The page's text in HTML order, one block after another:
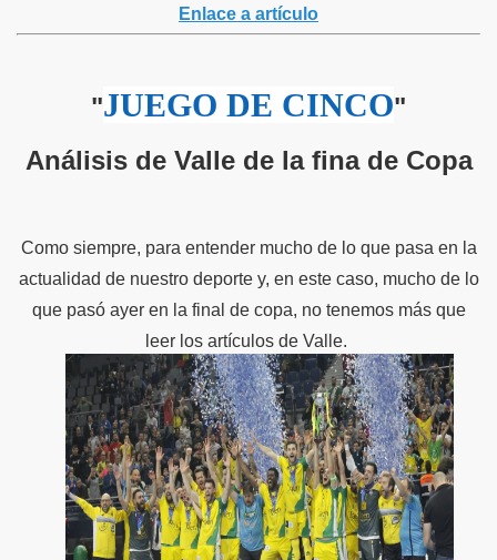
Enlace a artículo
"JUEGO DE CINCO"
Análisis de Valle de la fina de Copa
Como siempre, para entender mucho de lo que pasa en la
actualidad de nuestro deporte y, en este caso, mucho de lo
que pasó ayer en la final de copa, no tenemos más que
leer los artículos de Valle.